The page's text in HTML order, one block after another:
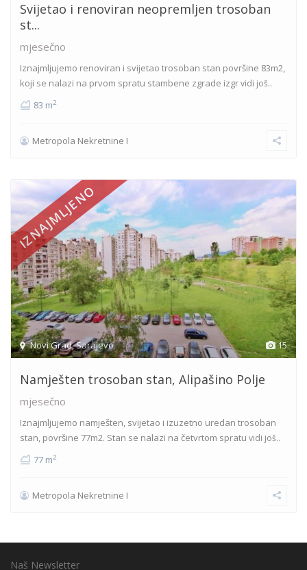
Svijetao i renoviran neopremljen trosoban
st...
mjesečno
Iznajmljujemo renoviran i svijetao trosoban stan površine 83m2,
koji se nalazi na prvom spratu stambene zgrade izgrvidi još..
83 m2
Metropola Nekretnine I
15
Novi Grad,Sarajevo
IZNAJMLJENO
Namješten trosoban stan, Alipašino Polje
mjesečno
Iznajmljujemo namješten, svijetao i izuzetno uredan trosoban
stan, površine 77m2. Stan se nalazi na četvrtom spratu vidi još..
77 m2
Metropola Nekretnine I
Naš Newsletter